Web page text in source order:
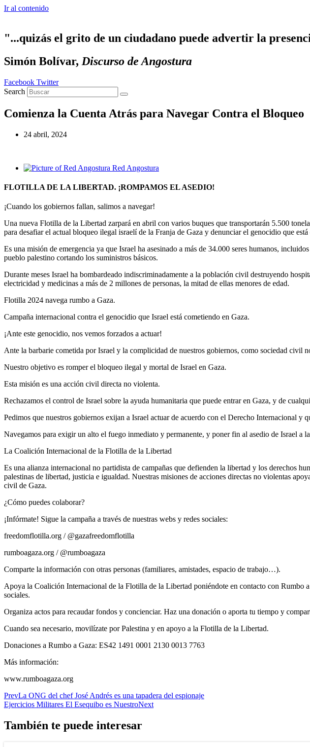
Ir al contenido
"...quizás el grito de un ciudadano puede advertir la
Simón Bolívar, Discurso de Angostura
Facebook Twitter
Search
Comienza la Cuenta Atrás para Navegar Contra el Bloqueo
24 abril, 2024
Red Angostura
FLOTILLA DE LA LIBERTAD. ¡ROMPAMOS EL ASEDIO!
¡Cuando los gobiernos fallan, salimos a navegar!
Una nueva Flotilla de la Libertad zarpará en abril con varios buques que transportarán 5.500
para desafiar el actual bloqueo ilegal israelí de la Franja de Gaza y denunciar el genocidio que
Es una misión de emergencia ya que Israel ha asesinado a más de 34.000 seres humanos,
pueblo palestino cortando los suministros básicos.
Durante meses Israel ha bombardeado indiscriminadamente a la población civil destruyendo
electricidad y medicinas a más de 2 millones de personas, la mitad de ellas menores de edad.
Flotilla 2024 navega rumbo a Gaza.
Campaña internacional contra el genocidio que Israel está cometiendo en Gaza.
¡Ante este genocidio, nos vemos forzados a actuar!
Ante la barbarie cometida por Israel y la complicidad de nuestros gobiernos, como sociedad civil
Nuestro objetivo es romper el bloqueo ilegal y mortal de Israel en Gaza.
Esta misión es una acción civil directa no violenta.
Rechazamos el control de Israel sobre la ayuda humanitaria que puede entrar en Gaza, y de
Pedimos que nuestros gobiernos exijan a Israel actuar de acuerdo con el Derecho Internacional y
Navegamos para exigir un alto el fuego inmediato y permanente, y poner fin al asedio de Israel a
La Coalición Internacional de la Flotilla de la Libertad
Es una alianza internacional no partidista de campañas que defienden la libertad y los derechos
palestinas de libertad, justicia e igualdad. Nuestras misiones de acciones directas no violentas
civil de Gaza.
¿Cómo puedes colaborar?
¡Infórmate! Sigue la campaña a través de nuestras webs y redes sociales:
freedomflotilla.org / @gazafreedomflotilla
rumboagaza.org / @rumboagaza
Comparte la información con otras personas (familiares, amistades, espacio de trabajo…).
Apoya la Coalición Internacional de la Flotilla de la Libertad poniéndote en contacto con Rumbo
sociales.
Organiza actos para recaudar fondos y concienciar. Haz una donación o aporta tu tiempo y
Cuando sea necesario, movilízate por Palestina y en apoyo a la Flotilla de la Libertad.
Donaciones a Rumbo a Gaza: ES42 1491 0001 2130 0013 7763
Más información:
www.rumboagaza.org
PrevLa ONG del chef José Andrés es una tapadera del espionaje
Ejercicios Militares El Esequibo es NuestroNext
También te puede interesar